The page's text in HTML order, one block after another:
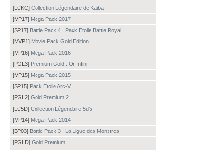
[LCKC] Collection Légendaire de Kaiba
[MP17] Mega Pack 2017
[SP17] Battle Pack 4 : Pack Etoile Battle Royal
[MVP1] Movie Pack Gold Edition
[MP16] Mega Pack 2016
[PGL3] Premium Gold : Or Infini
[MP15] Mega Pack 2015
[SP15] Pack Etoile Arc-V
[PGL2] Gold Premium 2
[LC5D] Collection Légendaire 5d's
[MP14] Mega Pack 2014
[BP03] Battle Pack 3 : La Ligue des Monstres
[PGLD] Gold Premium